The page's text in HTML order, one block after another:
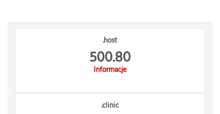
.host
500.80
Informacje
.clinic